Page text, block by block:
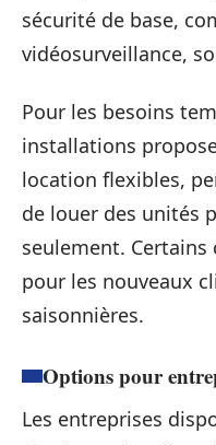
sécurité de base,
vidéosurveillance,
Pour les besoins
installations
location flexibles,
de louer des unités
seulement.
pour les nouveaux
saisonnières.
Options pour
Les entreprises